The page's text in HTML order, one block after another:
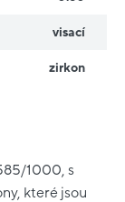
1000, s
které jsou
visací
zirkon